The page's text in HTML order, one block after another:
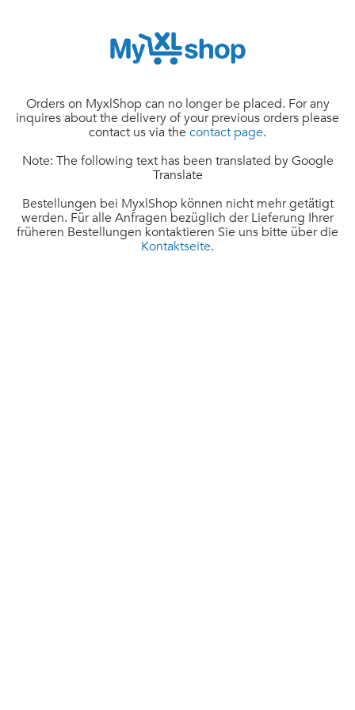
Orders on MyxlShop can no longer be placed. For any
inquires about the delivery of your previous orders please
contact us via the contact page.
Note: The following text has been translated by Google
Translate
Bestellungen bei MyxlShop können nicht mehr getätigt
werden. Für alle Anfragen bezüglich der Lieferung Ihrer
früheren Bestellungen kontaktieren Sie uns bitte über die
Kontaktseite.